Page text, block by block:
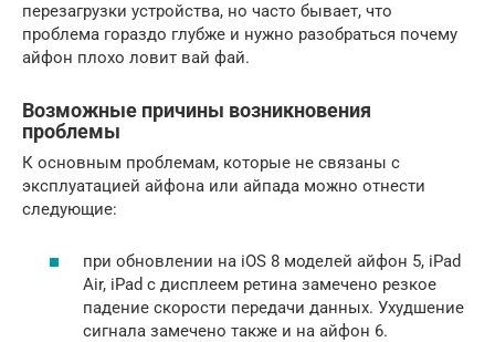
перезагрузки устройства, но часто бывает, что
проблема гораздо глубже и нужно разобраться почему
айфон плохо ловит вай фай.
Возможные причины возникновения
проблемы
К основным проблемам, которые не связаны с
эксплуатацией айфона или айпада можно отнести
следующие:
при обновлении на iOS 8 моделей айфон 5, iPad
Air, iPad с дисплеем ретина замечено резкое
падение скорости передачи данных. Ухудшение
сигнала замечено также и на айфон 6.